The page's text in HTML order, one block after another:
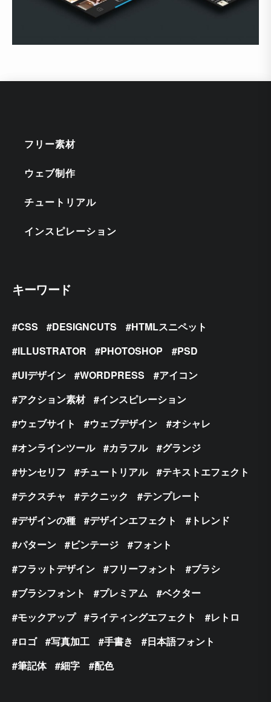
フリー素材
ウェブ制作
チュートリアル
インスピレーション
キーワード
CSS DESIGNCUTS
HTMLスニペット
ILLUSTRATOR
PHOTOSHOP
PSD
UIデザイン
WORDPRESS
アイコン
アクション素材
インスピレーション
ウェブサイト
ウェブデザイン
オシャレ
オンラインツール
カラフル
グランジ
サンセリフ
チュートリアル
テキストエフェクト
テクスチャ
テクニック
テンプレート
デザインの種
デザインエフェクト
トレンド
パターン
ビンテージ
フォント
フラットデザイン
フリーフォント
ブラシ
ブラシフォント
プレミアム
ベクター
モックアップ
ライティングエフェクト
レトロ
ロゴ
写真加工 手書き
日本語フォント
筆記体
細字 配色